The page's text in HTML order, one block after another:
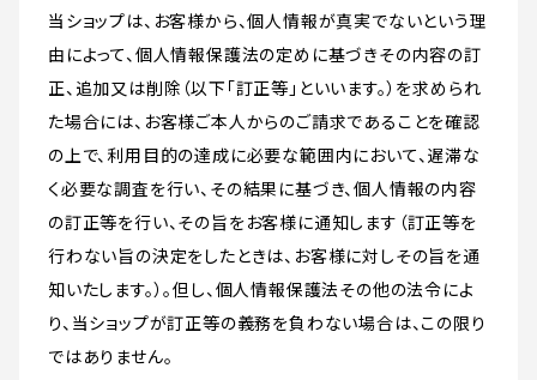
当ショップは、お客様から、個人情報が真実でないという理
由によって、個人情報保護法の定めに基づきその内容の訂
正、追加又は削除（以下「訂正等」といいます。）を求められ
た場合には、お客様ご本人からのご請求であることを確認
の上で、利用目的の達成に必要な範囲内において、遅滞な
く必要な調査を行い、その結果に基づき、個人情報の内容
の訂正等を行い、その旨をお客様に通知します（訂正等を
行わない旨の決定をしたときは、お客様に対しその旨を通
知いたします。）。但し、個人情報保護法その他の法令によ
り、当ショップが訂正等の義務を負わない場合は、この限り
ではありません。